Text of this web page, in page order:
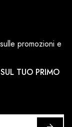
promozioni e
TUO PRIMO